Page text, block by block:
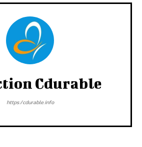
Cdurable
https:/cdurable.info